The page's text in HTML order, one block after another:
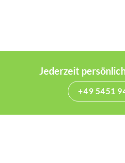
Jederzeit
+49 5451